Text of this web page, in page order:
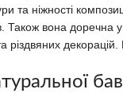
та ніжності
Також вона доречна у
різдвяних